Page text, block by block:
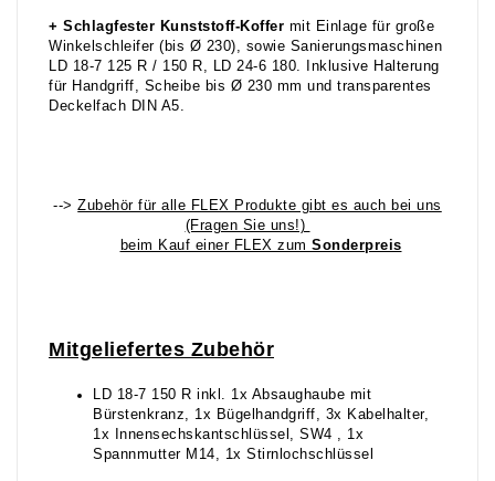
+ Schlagfester Kunststoff-Koffer mit Einlage für große
Winkelschleifer (bis Ø 230), sowie Sanierungsmaschinen
LD 18-7 125 R / 150 R, LD 24-6 180. Inklusive Halterung
für Handgriff, Scheibe bis Ø 230 mm und transparentes
Deckelfach DIN A5.
-->Zubehör für alle FLEX Produkte gibt es auch bei uns
(Fragen Sie uns!)
beim Kauf einer FLEX zum Sonderpreis
Mitgeliefertes Zubehör
LD 18-7 150 R inkl. 1x Absaughaube mit
Bürstenkranz, 1x Bügelhandgriff, 3x Kabelhalter,
1x Innensechskantschlüssel, SW4 , 1x
Spannmutter M14, 1x Stirnlochschlüssel